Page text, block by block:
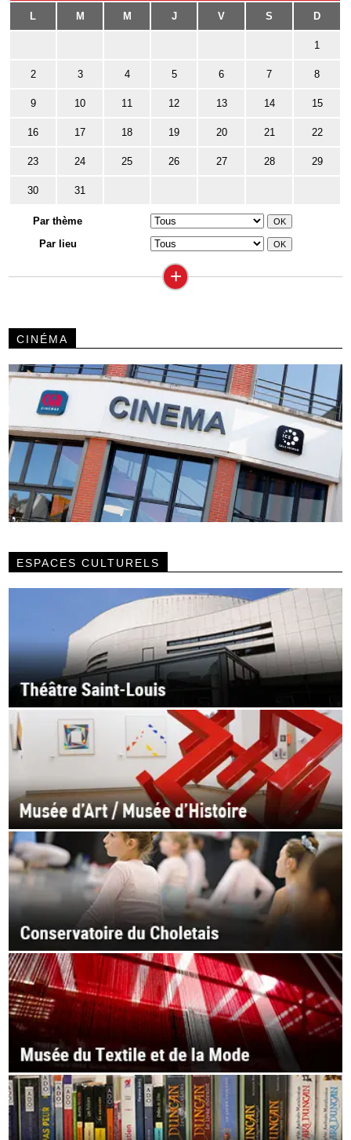
L M M J V S D
1
2 3 4 5 6 7 8
9 10 11 12 13 14 15
16 17 18 19 20 21 22
23 24 25 26 27 28 29
30 31
Par thème
Par lieu
+
CINÉMA
ESPACES CULTURELS